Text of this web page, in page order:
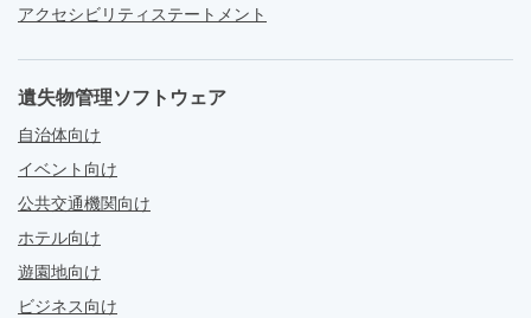
アクセシビリティステートメント
遺失物管理ソフトウェア
自治体向け
イベント向け
公共交通機関向け
ホテル向け
遊園地向け
ビジネス向け